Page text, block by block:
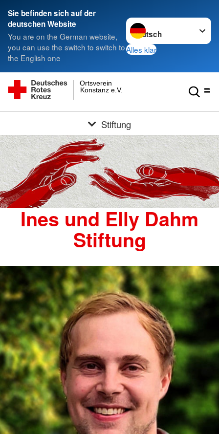
Sie befinden sich auf der
deutschen Website
You are on the German website,
you can use the switch to switch to
the English one
Sprache wechseln zu
Alles klar
Konstanz e.V.
Ortsverein
Stiftung
Ines und Elly Dahm
Stiftung